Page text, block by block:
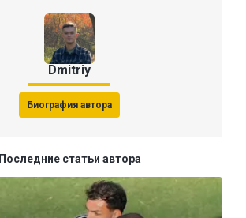
Dmitriy
Биография автора
Последние статьи автора